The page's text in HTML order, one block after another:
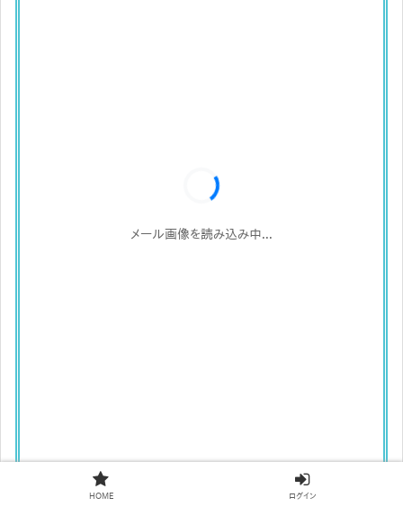
メール画像を読み込み中...
HOME ログイン